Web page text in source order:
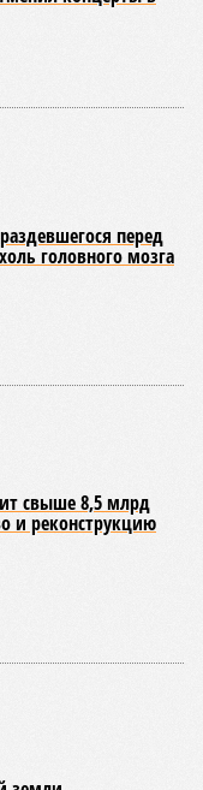
итогам первого
первые шесть
58
наказуемые
период
насчитывалось
17. Обе
в первой
Федерации.
выглядит
по
года на 945
до шести, в
таковых не было
а в
подскочил с 39 до